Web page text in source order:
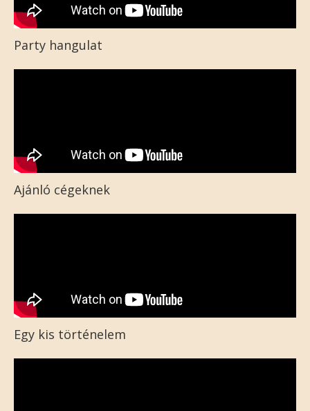
Party hangulat
Ajánló cégeknek
Egy kis történelem